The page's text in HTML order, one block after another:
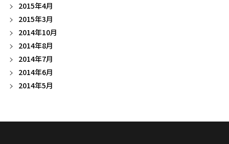
2015年4月
2015年3月
2014年10月
2014年8月
2014年7月
2014年6月
2014年5月